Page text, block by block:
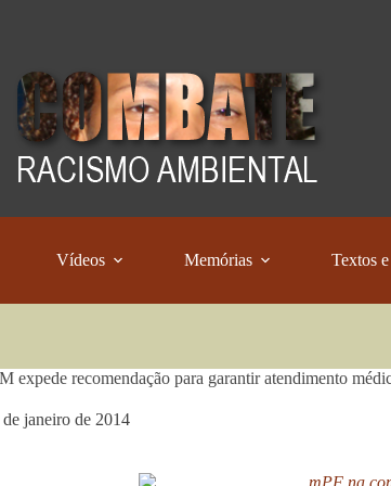
Vídeos Memórias Textos
expede recomendação para garantir atendimento
de janeiro de 2014